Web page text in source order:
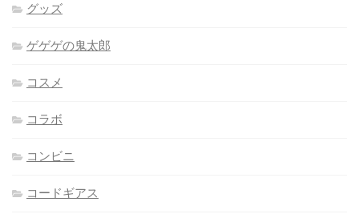
グッズ
ゲゲゲの鬼太郎
コスメ
コラボ
コンビニ
コードギアス